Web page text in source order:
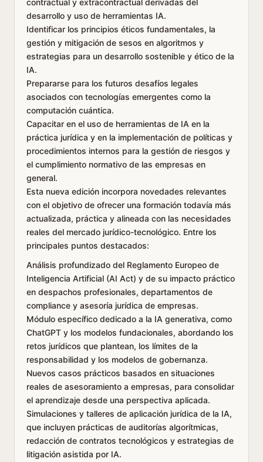
contractual y extracontractual derivadas del
desarrollo y uso de herramientas IA.
Identificar los principios éticos fundamentales, la
gestión y mitigación de sesos en algoritmos y
estrategias para un desarrollo sostenible y ético de la
IA.
Prepararse para los futuros desafíos legales
asociados con tecnologías emergentes como la
computación cuántica.
Capacitar en el uso de herramientas de IA en la
práctica jurídica y en la implementación de políticas y
procedimientos internos para la gestión de riesgos y
el cumplimiento normativo de las empresas en
general.
Esta nueva edición incorpora novedades relevantes
con el objetivo de ofrecer una formación todavía más
actualizada, práctica y alineada con las necesidades
reales del mercado jurídico-tecnológico. Entre los
principales puntos destacados:
Análisis profundizado del Reglamento Europeo de
Inteligencia Artificial (AI Act) y de su impacto práctico
en despachos profesionales, departamentos de
compliance y asesoría jurídica de empresas.
Módulo específico dedicado a la IA generativa, como
ChatGPT y los modelos fundacionales, abordando los
retos jurídicos que plantean, los límites de la
responsabilidad y los modelos de gobernanza.
Nuevos casos prácticos basados en situaciones
reales de asesoramiento a empresas, para consolidar
el aprendizaje desde una perspectiva aplicada.
Simulaciones y talleres de aplicación jurídica de la IA,
que incluyen prácticas de auditorías algorítmicas,
redacción de contratos tecnológicos y estrategias de
litigación asistida por IA.